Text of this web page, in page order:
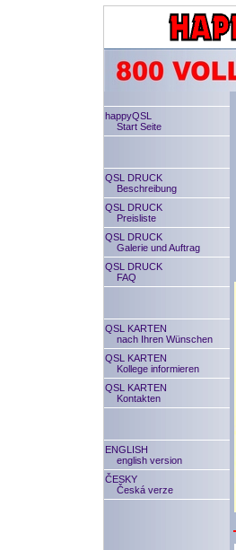
happyQSL
Start Seite
QSL DRUCK
Beschreibung
QSL DRUCK
Preisliste
QSL DRUCK
Galerie und Auftrag
QSL DRUCK
FAQ
QSL KARTEN
nach Ihren Wünschen
QSL KARTEN
Kollege informieren
QSL KARTEN
Kontakten
ENGLISH
english version
ČESKY
Česká verze